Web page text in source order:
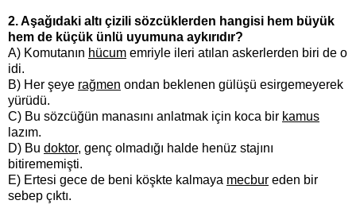
2. Aşağıdaki altı çizili sözcüklerden hangisi hem büyük
hem de küçük ünlü uyumuna aykırıdır?
A) Komutanın hücum emriyle ileri atılan askerlerden biri de o
idi.
B) Her şeye rağmen ondan beklenen gülüşü esirgemeyerek
yürüdü.
C) Bu sözcüğün manasını anlatmak için koca bir kamus
lazım.
D) Bu doktor, genç olmadığı halde henüz stajını
bitirememişti.
E) Ertesi gece de beni köşkte kalmaya mecbur eden bir
sebep çıktı.